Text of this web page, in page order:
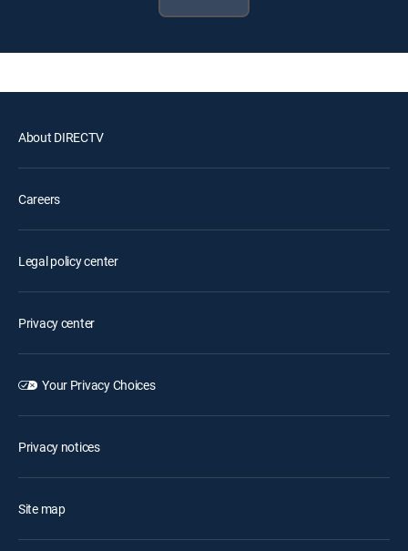
About DIRECTV
Careers
Legal policy center
Privacy center
Your Privacy Choices
Privacy notices
Site map